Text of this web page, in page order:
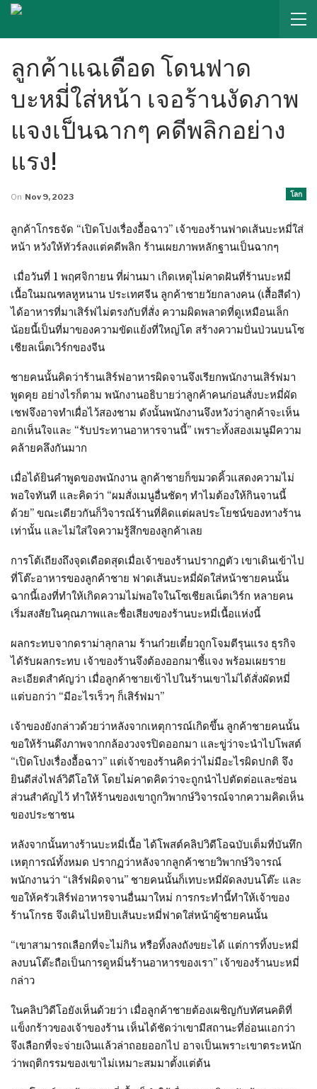
ลูกค้าแฉเดือด โดนฟาด
บะหมี่ใส่หน้า เจอร้านงัดภาพ
แจงเป็นฉากๆ คดีพลิกอย่าง
แรง!
โลก
On Nov 9, 2023
ลูกค้าโกรธจัด “เปิดโปงเรื่องอื้อฉาว” เจ้าของร้านฟาดเส้นบะหมี่ใส่
หน้า หวังให้ทัวร์ลงแต่คดีพลิก ร้านเผยภาพหลักฐานเป็นฉากๆ
เมื่อวันที่ 1 พฤศจิกายน ที่ผ่านมา เกิดเหตุไม่คาดฝันที่ร้านบะหมี่
เนื้อในมณฑลหูหนาน ประเทศจีน ลูกค้าชายวัยกลางคน (เสื้อสีดำ)
ได้อาหารที่มาเสิร์ฟไม่ตรงกับที่สั่ง ความผิดพลาดที่ดูเหมือนเล็ก
น้อยนี้เป็นที่มาของความขัดแย้งที่ใหญ่โต สร้างความปั่นป่วนบนโซ
เชียลเน็ตเวิร์กของจีน
ชายคนนั้นคิดว่าร้านเสิร์ฟอาหารผิดจานจึงเรียกพนักงานเสิร์ฟมา
พูดคุย อย่างไรก็ตาม พนักงานอธิบายว่าลูกค้าคนก่อนสั่งบะหมี่ผัด
เชฟจึงอาจทำเผื่อไว้สองชาม ดังนั้นพนักงานจึงหวังว่าลูกค้าจะเห็น
อกเห็นใจและ “รับประทานอาหารจานนี้” เพราะทั้งสองเมนูมีความ
คล้ายคลึงกันมาก
เมื่อได้ยินคำพูดของพนักงาน ลูกค้าชายก็ขมวดคิ้วแสดงความไม่
พอใจทันที และคิดว่า “ผมสั่งเมนูอื่นชัดๆ ทำไมต้องให้กินจานนี้
ด้วย” ขณะเดียวกันก็วิจารณ์ร้านที่คิดแต่ผลประโยชน์ของทางร้าน
เท่านั้น และไม่ใส่ใจความรู้สึกของลูกค้าเลย
การโต้เถียงถึงจุดเดือดสุดเมื่อเจ้าของร้านปรากฏตัว เขาเดินเข้าไป
ที่โต๊ะอาหารของลูกค้าชาย ฟาดเส้นบะหมี่ผัดใส่หน้าชายคนนั้น
ฉากนี้เองที่ทำให้เกิดความไม่พอใจในโซเชียลเน็ตเวิร์ก หลายคน
เริ่มสงสัยในคุณภาพและชื่อเสียงของร้านบะหมี่เนื้อแห่งนี้
ผลกระทบจากดราม่าลุกลาม ร้านก๋วยเตี๋ยวถูกโจมตีรุนแรง ธุรกิจ
ได้รับผลกระทบ เจ้าของร้านจึงต้องออกมาชี้แจง พร้อมเผยราย
ละเอียดสำคัญว่า เมื่อลูกค้าชายเข้าไปในร้านเขาไม่ได้สั่งผัดหมี่
แต่บอกว่า “มีอะไรเร็วๆ ก็เสิร์ฟมา”
เจ้าของยังกล่าวด้วยว่าหลังจากเหตุการณ์เกิดขึ้น ลูกค้าชายคนนั้น
ขอให้ร้านดึงภาพจากกล้องวงจรปิดออกมา และขู่ว่าจะนำไปโพสต์
“เปิดโปงเรื่องอื้อฉาว” แต่เจ้าของร้านคิดว่าไม่มีอะไรผิดปกติ จึง
ยินดีส่งไฟล์วิดีโอให้ โดยไม่คาดคิดว่าจะถูกนำไปตัดต่อและซ่อน
ส่วนสำคัญไว้ ทำให้ร้านของเขาถูกวิพากษ์วิจารณ์จากความคิดเห็น
ของประชาชน
หลังจากนั้นทางร้านบะหมี่เนื้อ ได้โพสต์คลิปวิดีโอฉบับเต็มที่บันทึก
เหตุการณ์ทั้งหมด ปรากฏว่าหลังจากลูกค้าชายวิพากษ์วิจารณ์
พนักงานว่า “เสิร์ฟผิดจาน” ชายคนนั้นก็เทบะหมี่ผัดลงบนโต๊ะ และ
ขอให้ครัวเสิร์ฟอาหารจานอื่นมาใหม่ การกระทำนี้ทำให้เจ้าของ
ร้านโกรธ จึงเดินไปหยิบเส้นบะหมี่ฟาดใส่หน้าผู้ชายคนนั้น
“เขาสามารถเลือกที่จะไม่กิน หรือทิ้งลงถังขยะได้ แต่การทิ้งบะหมี่
ลงบนโต๊ะถือเป็นการดูหมิ่นร้านอาหารของเรา” เจ้าของร้านบะหมี่
กล่าว
ในคลิปวิดีโอยังเห็นด้วยว่า เมื่อลูกค้าชายต้องเผชิญกับทัศนคติที่
แข็งกร้าวของเจ้าของร้าน เห็นได้ชัดว่าเขามีสถานะที่อ่อนแอกว่า
จึงเลือกที่จะจ่ายเงินแล้วล่าถอยออกไป อาจเป็นเพราะเขาตระหนัก
ว่าพฤติกรรมของเขาไม่เหมาะสมมาตั้งแต่ต้น